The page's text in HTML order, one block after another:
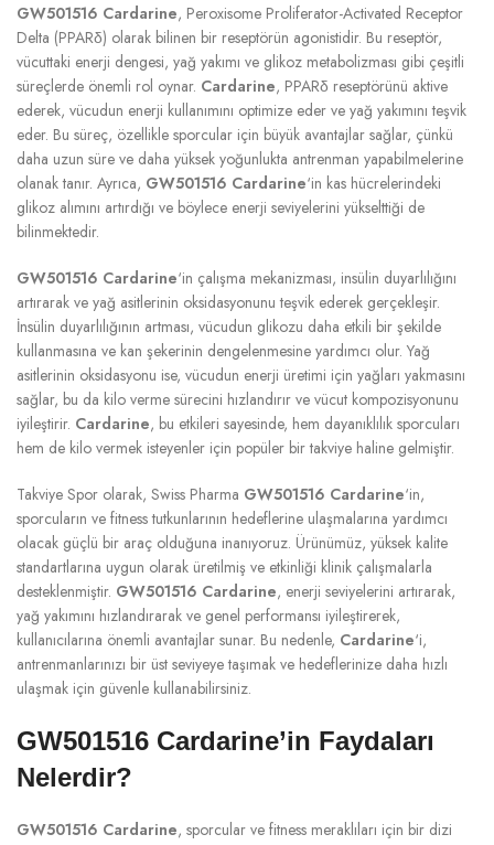
GW501516 Cardarine, Peroxisome Proliferator-Activated Receptor
Delta (PPARδ) olarak bilinen bir reseptörün agonistidir. Bu reseptör,
vücuttaki enerji dengesi, yağ yakımı ve glikoz metabolizması gibi çeşitli
süreçlerde önemli rol oynar. Cardarine, PPARδ reseptörünü aktive
ederek, vücudun enerji kullanımını optimize eder ve yağ yakımını teşvik
eder. Bu süreç, özellikle sporcular için büyük avantajlar sağlar, çünkü
daha uzun süre ve daha yüksek yoğunlukta antrenman yapabilmelerine
olanak tanır. Ayrıca, GW501516 Cardarine‘in kas hücrelerindeki
glikoz alımını artırdığı ve böylece enerji seviyelerini yükselttiği de
bilinmektedir.
GW501516 Cardarine‘in çalışma mekanizması, insülin duyarlılığını
artırarak ve yağ asitlerinin oksidasyonunu teşvik ederek gerçekleşir.
İnsülin duyarlılığının artması, vücudun glikozu daha etkili bir şekilde
kullanmasına ve kan şekerinin dengelenmesine yardımcı olur. Yağ
asitlerinin oksidasyonu ise, vücudun enerji üretimi için yağları yakmasını
sağlar, bu da kilo verme sürecini hızlandırır ve vücut kompozisyonunu
iyileştirir. Cardarine, bu etkileri sayesinde, hem dayanıklılık sporcuları
hem de kilo vermek isteyenler için popüler bir takviye haline gelmiştir.
Takviye Spor olarak, Swiss Pharma GW501516 Cardarine‘in,
sporcuların ve fitness tutkunlarının hedeflerine ulaşmalarına yardımcı
olacak güçlü bir araç olduğuna inanıyoruz. Ürünümüz, yüksek kalite
standartlarına uygun olarak üretilmiş ve etkinliği klinik çalışmalarla
desteklenmiştir. GW501516 Cardarine, enerji seviyelerini artırarak,
yağ yakımını hızlandırarak ve genel performansı iyileştirerek,
kullanıcılarına önemli avantajlar sunar. Bu nedenle, Cardarine‘i,
antrenmanlarınızı bir üst seviyeye taşımak ve hedeflerinize daha hızlı
ulaşmak için güvenle kullanabilirsiniz.
GW501516 Cardarine’in Faydaları
Nelerdir?
GW501516 Cardarine, sporcular ve fitness meraklıları için bir dizi